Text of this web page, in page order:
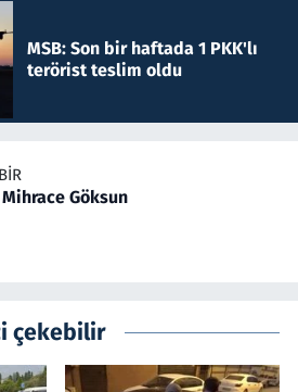
MSB: Son bir haftada 1 PKK'lı
terörist teslim oldu
Göksun
çekebilir